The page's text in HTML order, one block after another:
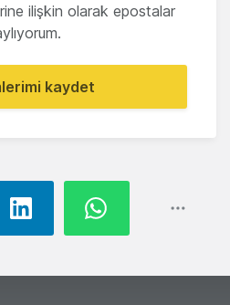
ilişkin olarak epostalar
kaydet